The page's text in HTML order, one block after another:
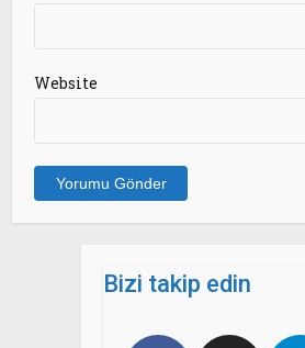
Website
Bizi takip edin